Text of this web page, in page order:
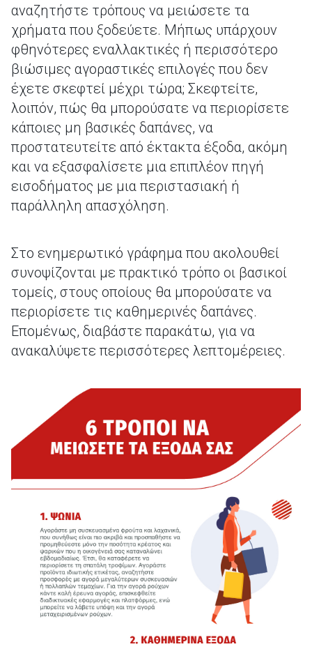
αναζητήστε τρόπους να μειώσετε τα
χρήματα που ξοδεύετε. Μήπως υπάρχουν
φθηνότερες εναλλακτικές ή περισσότερο
βιώσιμες αγοραστικές επιλογές που δεν
έχετε σκεφτεί μέχρι τώρα; Σκεφτείτε,
λοιπόν, πώς θα μπορούσατε να περιορίσετε
κάποιες μη βασικές δαπάνες, να
προστατευτείτε από έκτακτα έξοδα, ακόμη
και να εξασφαλίσετε μια επιπλέον πηγή
εισοδήματος με μια περιστασιακή ή
παράλληλη απασχόληση.
Στο ενημερωτικό γράφημα που ακολουθεί
συνοψίζονται με πρακτικό τρόπο οι βασικοί
τομείς, στους οποίους θα μπορούσατε να
περιορίσετε τις καθημερινές δαπάνες.
Επομένως, διαβάστε παρακάτω, για να
ανακαλύψετε περισσότερες λεπτομέρειες.